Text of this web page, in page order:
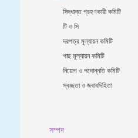
সিদ্ধান্ত গ্রহণকারী কমিটি
টি ও সি
দরপত্র মূল্যায়ন কমিটি
গাছ মূল্যায়ন কমিটি
নিয়োগ ও পদোন্নতি কমিটি
স্বচ্ছতা ও জবাবদিহিতা
সম্পদ